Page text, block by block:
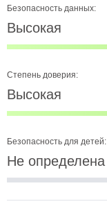
Безопасность данных:
Высокая
Степень доверия:
Высокая
Безопасность для детей:
Не определена